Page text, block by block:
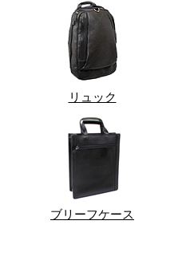
リュック
ブリーフケース